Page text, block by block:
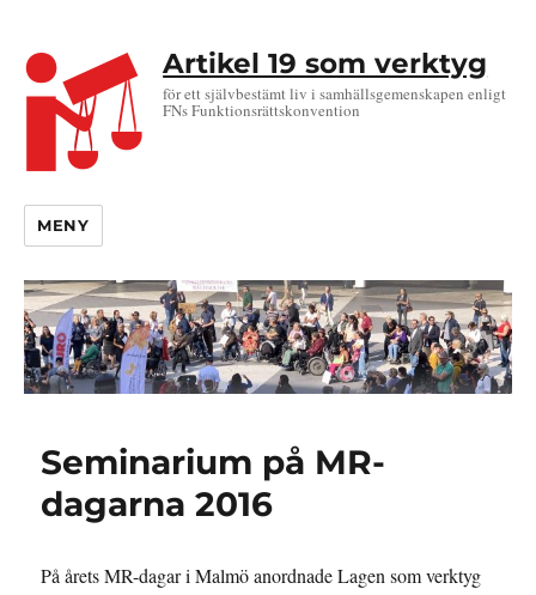
Artikel 19 som verktyg
för ett självbestämt liv i samhällsgemenskapen enligt
FNs Funktionsrättskonvention
MENY
Seminarium på MR-
dagarna 2016
På årets MR-dagar i Malmö anordnade Lagen som verktyg